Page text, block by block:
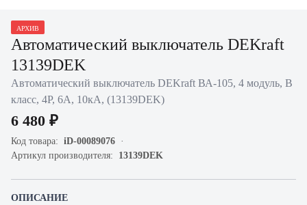
АРХИВ
Автоматический выключатель DEKraft
13139DEK
Автоматический выключатель DEKraft ВА-105, 4 модуль, B
класс, 4P, 6А, 10кА, (13139DEK)
6 480 ₽
Код товара: iD-00089076
Артикул производителя: 13139DEK
ОПИСАНИЕ